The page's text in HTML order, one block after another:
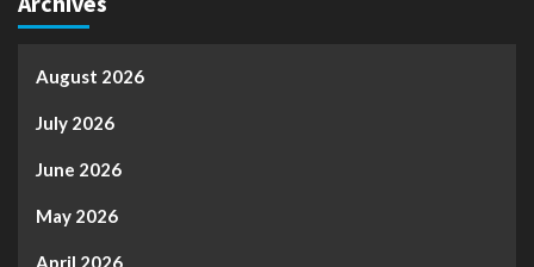
August 2026
July 2026
June 2026
May 2026
April 2026